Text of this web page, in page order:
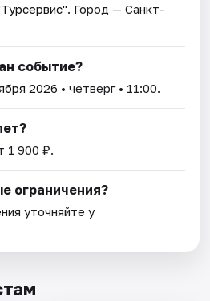
. Город — Санкт-
событие?
2026 • четверг • 11:00.
1 900 ₽.
ограничения?
уточняйте у